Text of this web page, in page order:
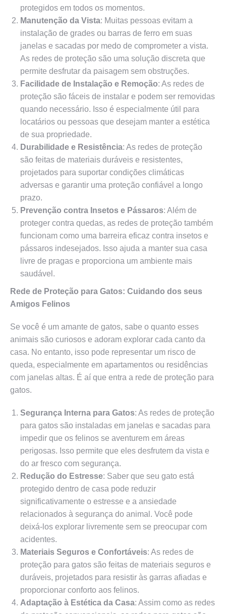
protegidos em todos os momentos.
Manutenção da Vista: Muitas pessoas evitam a
instalação de grades ou barras de ferro em suas
janelas e sacadas por medo de comprometer a vista.
As redes de proteção são uma solução discreta que
permite desfrutar da paisagem sem obstruções.
Facilidade de Instalação e Remoção: As redes de
proteção são fáceis de instalar e podem ser removidas
quando necessário. Isso é especialmente útil para
locatários ou pessoas que desejam manter a estética
de sua propriedade.
Durabilidade e Resistência: As redes de proteção
são feitas de materiais duráveis ​​e resistentes,
projetados para suportar condições climáticas
adversas e garantir uma proteção confiável a longo
prazo.
Prevenção contra Insetos e Pássaros: Além de
proteger contra quedas, as redes de proteção também
funcionam como uma barreira eficaz contra insetos e
pássaros indesejados. Isso ajuda a manter sua casa
livre de pragas e proporciona um ambiente mais
saudável.
Rede de Proteção para Gatos: Cuidando dos seus
Amigos Felinos
Se você é um amante de gatos, sabe o quanto esses
animais são curiosos e adoram explorar cada canto da
casa. No entanto, isso pode representar um risco de
queda, especialmente em apartamentos ou residências
com janelas altas. É aí que entra a rede de proteção para
gatos.
Segurança Interna para Gatos: As redes de proteção
para gatos são instaladas em janelas e sacadas para
impedir que os felinos se aventurem em áreas
perigosas. Isso permite que eles desfrutem da vista e
do ar fresco com segurança.
Redução do Estresse: Saber que seu gato está
protegido dentro de casa pode reduzir
significativamente o estresse e a ansiedade
relacionados à segurança do animal. Você pode
deixá-los explorar livremente sem se preocupar com
acidentes.
Materiais Seguros e Confortáveis: As redes de
proteção para gatos são feitas de materiais seguros e
duráveis, projetados para resistir às garras afiadas e
proporcionar conforto aos felinos.
Adaptação à Estética da Casa: Assim como as redes